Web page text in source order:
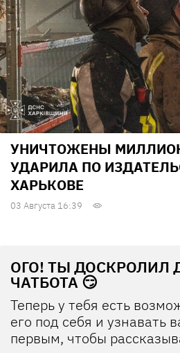
УНИЧТОЖЕНЫ
УДАРИЛА ПО
ХАРЬКОВЕ
03 Августа 16:39
ОГО! ТЫ ДОСКРОЛИЛ
ЧАТБОТА 😏
Теперь у тебя есть
его под себя и узнавать
первым, чтобы